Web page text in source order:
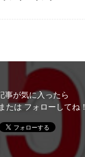
事が気に入ったら
たは フォローしてね！